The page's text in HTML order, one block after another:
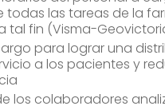
las tareas de la
tal fin (Visma-
para lograr una
a los pacientes y
colaboradores